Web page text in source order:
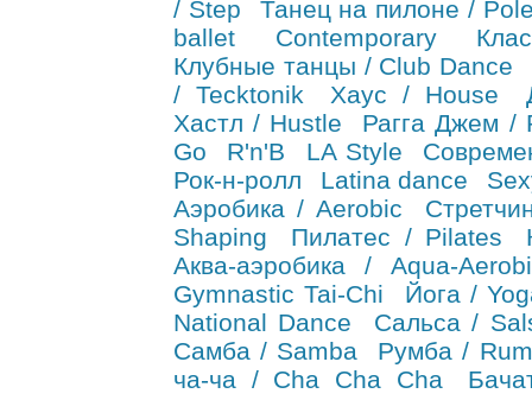
/ Step
Танец на пилоне /
ballet
Contemporary
Клубные танцы / Club Dance
/ Tecktonik
Хаус / House
Хастл / Hustle
Рагга Джем /
Go
R'n'B LA Style
Рок-н-ролл
Latina dance
Аэробика / Aerobic
Shaping
Пилатес / Pilates
Аква-аэробика / Aqua-
Gymnastic Tai-Chi
Йога /
National Dance
Сальса /
Самба / Samba
Румба /
ча-ча / Cha Cha Cha